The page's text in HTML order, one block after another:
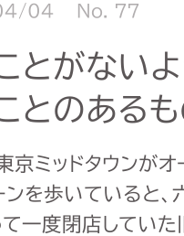
04 No. 77
とがないよ
とのある
京ミッドタウンがオ
を歩いていると、
て一度閉店していた